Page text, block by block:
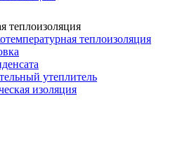
теплоизоляция
теплоизоляция
утеплитель
изоляция